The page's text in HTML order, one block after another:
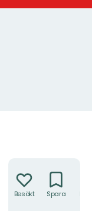
Besökt Spara